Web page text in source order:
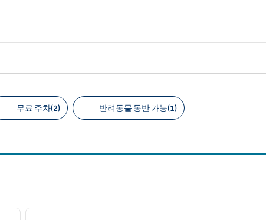
무료 주차(2) 반려동물 동반 가능(1)
다음 이미지
1/8